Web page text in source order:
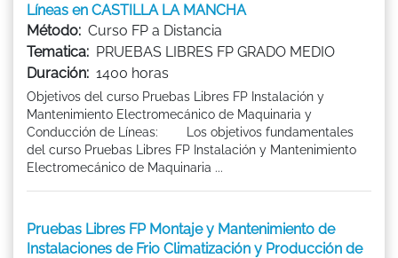
Líneas en CASTILLA LA MANCHA
Método: Curso FP a Distancia
Tematica: PRUEBAS LIBRES FP GRADO MEDIO
Duración: 1400 horas
Objetivos del curso Pruebas Libres FP Instalación y
Mantenimiento Electromecánico de Maquinaria y
Conducción de Líneas: Los objetivos fundamentales
del curso Pruebas Libres FP Instalación y Mantenimiento
Electromecánico de Maquinaria ...
Pruebas Libres FP Montaje y Mantenimiento de
Instalaciones de Frio Climatización y Producción de